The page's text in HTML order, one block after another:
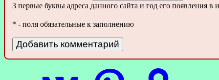
3 первые буквы адреса данного сайта и год его появления в
* - поля обязательные к заполнению